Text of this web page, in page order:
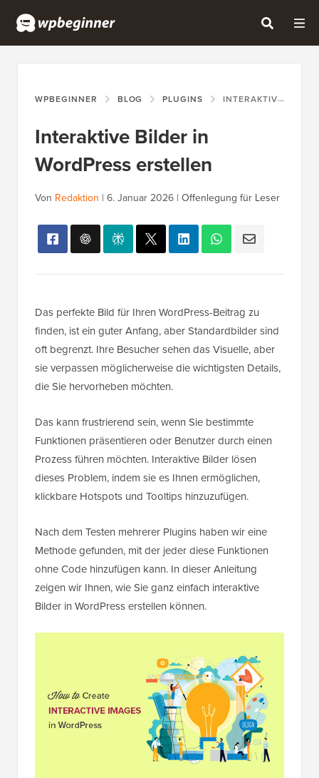
WPBEGINNER BLOG PLUGINS INTERAKTIVE BILDER IN WORDPRESS ERSTELLEN
Interaktive Bilder in
WordPress erstellen
Von Redaktion | 6. Januar 2026 | Offenlegung für Leser
Das perfekte Bild für Ihren WordPress-Beitrag zu
finden, ist ein guter Anfang, aber Standardbilder sind
oft begrenzt. Ihre Besucher sehen das Visuelle, aber
sie verpassen möglicherweise die wichtigsten Details,
die Sie hervorheben möchten.
Das kann frustrierend sein, wenn Sie bestimmte
Funktionen präsentieren oder Benutzer durch einen
Prozess führen möchten. Interaktive Bilder lösen
dieses Problem, indem sie es Ihnen ermöglichen,
klickbare Hotspots und Tooltips hinzuzufügen.
Nach dem Testen mehrerer Plugins haben wir eine
Methode gefunden, mit der jeder diese Funktionen
ohne Code hinzufügen kann. In dieser Anleitung
zeigen wir Ihnen, wie Sie ganz einfach interaktive
Bilder in WordPress erstellen können.